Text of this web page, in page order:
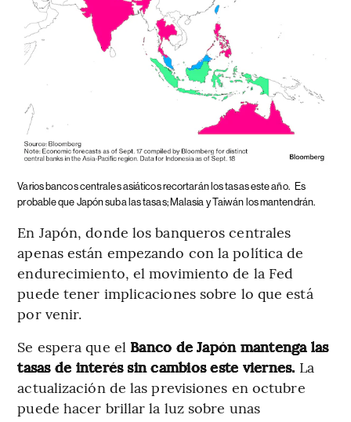
Varios bancos centrales asiáticos recortarán los tasas este año. Es
probable que Japón suba las tasas; Malasia y Taiwán los mantendrán.
En Japón, donde los banqueros centrales
apenas están empezando con la política de
endurecimiento, el movimiento de la Fed
puede tener implicaciones sobre lo que está
por venir.
Se espera que el Banco de Japón mantenga las
tasas de interés sin cambios este viernes. La
actualización de las previsiones en octubre
puede hacer brillar la luz sobre unas